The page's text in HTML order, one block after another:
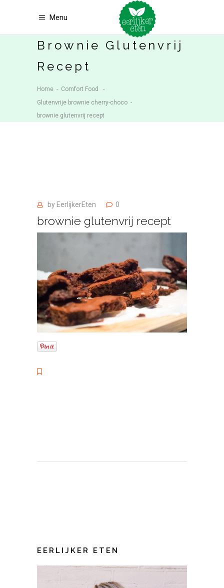
Menu
Brownie Glutenvrij
Recept
Home - Comfort Food
-
Glutenvrije brownie cherry-choco -
brownie glutenvrij recept
by EerlijkerEten 0
brownie glutenvrij recept
EERLIJKER ETEN